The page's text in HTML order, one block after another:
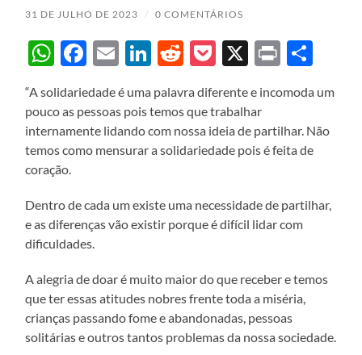
31 DE JULHO DE 2023 / 0 COMENTÁRIOS
WhatsApp
Facebook
EmailLinkedIn
Reddit
Pocket
X Print
“A solidariedade é uma palavra diferente e incomoda um
pouco as pessoas pois temos que trabalhar
internamente lidando com nossa ideia de partilhar. Não
temos como mensurar a solidariedade pois é feita de
coração.
Dentro de cada um existe uma necessidade de partilhar,
e as diferenças vão existir porque é difícil lidar com
dificuldades.
A alegria de doar é muito maior do que receber e temos
que ter essas atitudes nobres frente toda a miséria,
crianças passando fome e abandonadas, pessoas
solitárias e outros tantos problemas da nossa sociedade.